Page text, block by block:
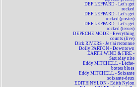
DEF LEPPARD - Let's get
rocked
DEF LEPPARD - Let's get
rocked (poster)
DEF LEPPARD - Let's get
rocked (teaser)
DEPECHE MODE - Everything
counts (live)
Dick RIVERS - Je t'ai reconnue
Dolly PARTON - Downtown
EARTH WIND & FIRE -
Saturday nite
Eddy MITCHELL - Lèche-
bottes blues
Eddy MITCHELL - Soixante
soixante-deux
EDITH NYLON - Edith Nylon